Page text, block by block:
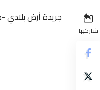
شاركها
جريدة أرض بلادي -